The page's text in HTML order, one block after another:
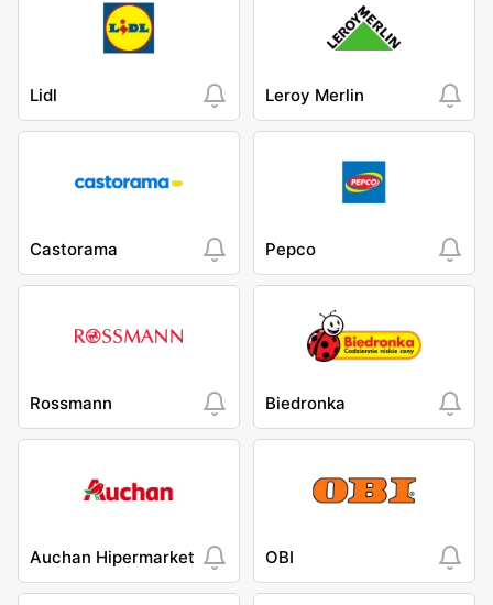
Lidl Leroy Merlin
Castorama Pepco
Rossmann Biedronka
Auchan Hipermarket OBI